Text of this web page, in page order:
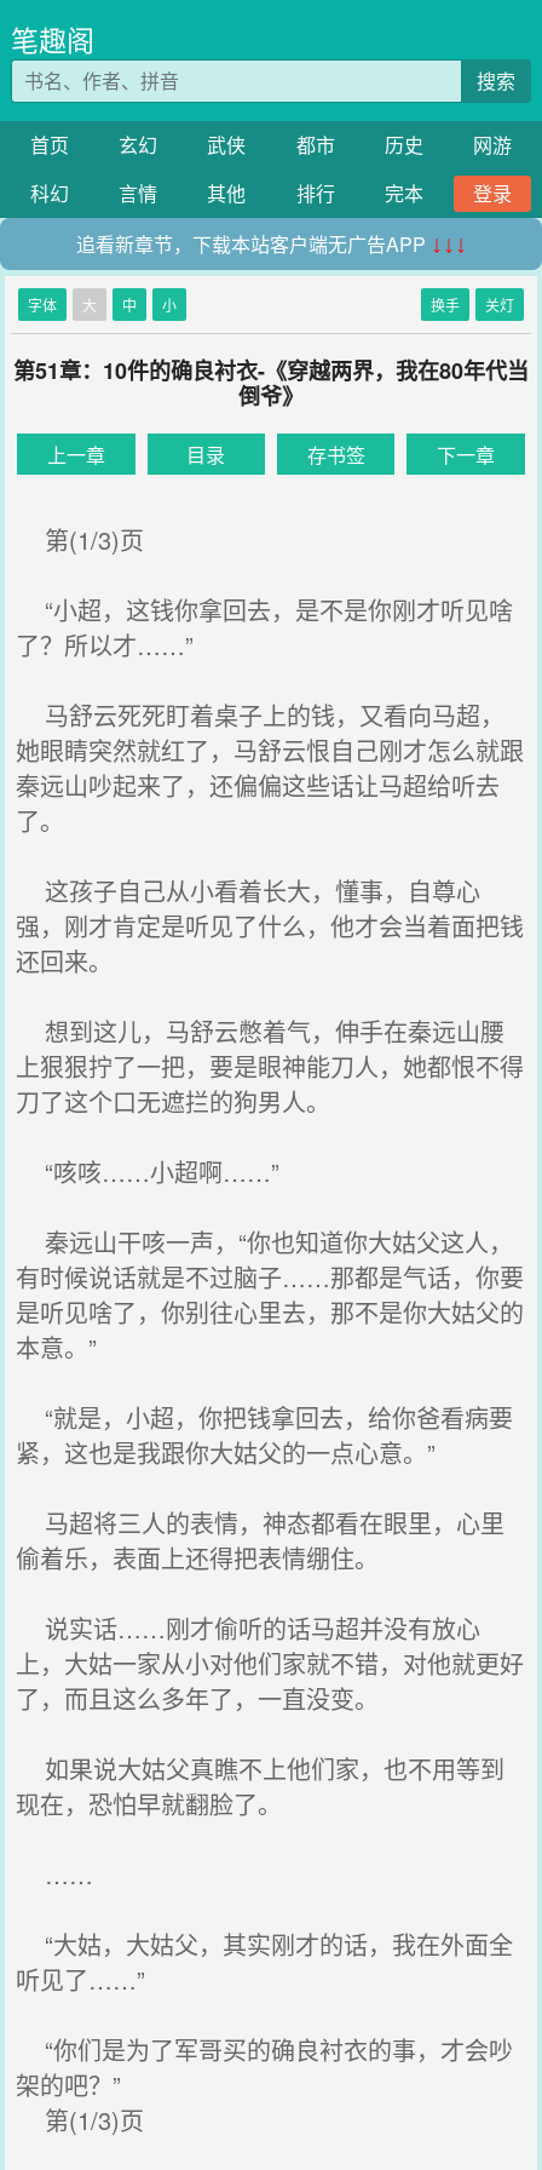
笔趣阁
搜索
首页 玄幻 武侠 都市 历史
网游
科幻
言情 其他 排行 完本
登录
追看新章节，下载本站客户端无广告APP ↓↓↓
字体 大 中 小 换手 关灯
第51章：10件的确良衬衣-《穿越两界，我在80年代当
倒爷》
上一章 目录 存书签 下一章
第(1/3)页
“小超，这钱你拿回去，是不是你刚才听见啥
了？所以才……”
马舒云死死盯着桌子上的钱，又看向马超，
她眼睛突然就红了，马舒云恨自己刚才怎么就跟
秦远山吵起来了，还偏偏这些话让马超给听去
了。
这孩子自己从小看着长大，懂事，自尊心
强，刚才肯定是听见了什么，他才会当着面把钱
还回来。
想到这儿，马舒云憋着气，伸手在秦远山腰
上狠狠拧了一把，要是眼神能刀人，她都恨不得
刀了这个口无遮拦的狗男人。
“咳咳……小超啊……”
秦远山干咳一声，“你也知道你大姑父这人，
有时候说话就是不过脑子……那都是气话，你要
是听见啥了，你别往心里去，那不是你大姑父的
本意。”
“就是，小超，你把钱拿回去，给你爸看病要
紧，这也是我跟你大姑父的一点心意。”
马超将三人的表情，神态都看在眼里，心里
偷着乐，表面上还得把表情绷住。
说实话……刚才偷听的话马超并没有放心
上，大姑一家从小对他们家就不错，对他就更好
了，而且这么多年了，一直没变。
如果说大姑父真瞧不上他们家，也不用等到
现在，恐怕早就翻脸了。
……
“大姑，大姑父，其实刚才的话，我在外面全
听见了……”
“你们是为了军哥买的确良衬衣的事，才会吵
架的吧？”
第(1/3)页